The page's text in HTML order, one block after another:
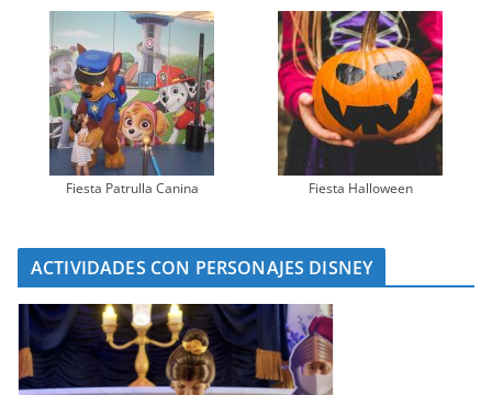
Fiesta Patrulla Canina Fiesta Halloween
ACTIVIDADES CON PERSONAJES DISNEY